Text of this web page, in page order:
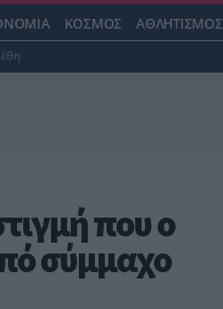
ΚΟΣΜΟΣ ΑΘΛΗΤΙΣΜΟΣ
που ο
σύμμαχο